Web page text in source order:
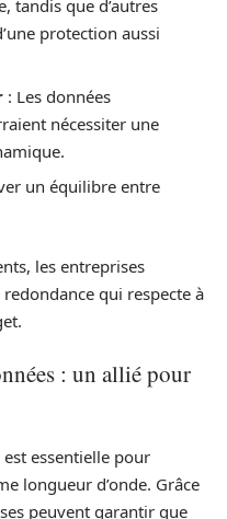
tandis que d’autres
protection aussi
: Les données
nécessiter une
un équilibre entre
les entreprises
qui respecte à
: un allié pour
essentielle pour
longueur d’onde. Grâce
peuvent garantir que